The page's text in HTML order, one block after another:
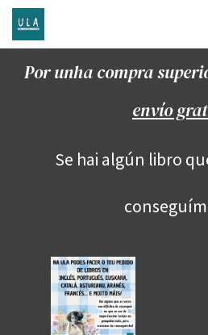
Por unha compra
envío
Se hai algún libro